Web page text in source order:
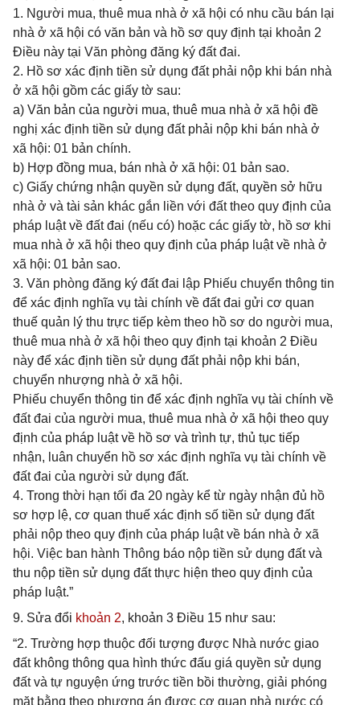
1. Người mua, thuê mua nhà ở xã hội có nhu cầu bán lại
nhà ở xã hội có văn bản và hồ sơ quy định tại khoản 2
Điều này tại Văn phòng đăng ký đất đai.
2. Hồ sơ xác định tiền sử dụng đất phải nộp khi bán nhà
ở xã hội gồm các giấy tờ sau:
a) Văn bản của người mua, thuê mua nhà ở xã hội đề
nghị xác định tiền sử dụng đất phải nộp khi bán nhà ở
xã hội: 01 bản chính.
b) Hợp đồng mua, bán nhà ở xã hội: 01 bản sao.
c) Giấy chứng nhận quyền sử dụng đất, quyền sở hữu
nhà ở và tài sản khác gắn liền với đất theo quy định của
pháp luật về đất đai (nếu có) hoặc các giấy tờ, hồ sơ khi
mua nhà ở xã hội theo quy định của pháp luật về nhà ở
xã hội: 01 bản sao.
3. Văn phòng đăng ký đất đai lập Phiếu chuyển thông tin
để xác định nghĩa vụ tài chính về đất đai gửi cơ quan
thuế quản lý thu trực tiếp kèm theo hồ sơ do người mua,
thuê mua nhà ở xã hội theo quy định tại khoản 2 Điều
này để xác định tiền sử dụng đất phải nộp khi bán,
chuyển nhượng nhà ở xã hội.
Phiếu chuyển thông tin để xác định nghĩa vụ tài chính về
đất đai của người mua, thuê mua nhà ở xã hội theo quy
định của pháp luật về hồ sơ và trình tự, thủ tục tiếp
nhận, luân chuyển hồ sơ xác định nghĩa vụ tài chính về
đất đai của người sử dụng đất.
4. Trong thời hạn tối đa 20 ngày kể từ ngày nhận đủ hồ
sơ hợp lệ, cơ quan thuế xác định số tiền sử dụng đất
phải nộp theo quy định của pháp luật về bán nhà ở xã
hội. Việc ban hành Thông báo nộp tiền sử dụng đất và
thu nộp tiền sử dụng đất thực hiện theo quy định của
pháp luật.”
9. Sửa đổi khoản 2, khoản 3 Điều 15 như sau:
“2. Trường hợp thuộc đối tượng được Nhà nước giao
đất không thông qua hình thức đấu giá quyền sử dụng
đất và tự nguyện ứng trước tiền bồi thường, giải phóng
mặt bằng theo phương án được cơ quan nhà nước có